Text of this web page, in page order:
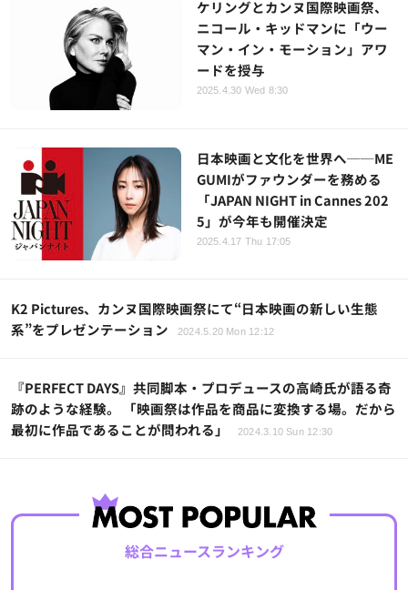
ケリングとカンヌ国際映画祭、
ニコール・キッドマンに「ウー
マン・イン・モーション」アワ
ードを授与
2025.4.30 Wed 8:30
日本映画と文化を世界へ──ME
GUMIがファウンダーを務める
「JAPAN NIGHT in Cannes 202
5」が今年も開催決定
2025.4.17 Thu 17:05
K2 Pictures、カンヌ国際映画祭にて“日本映画の新しい生態
系”をプレゼンテーション
2024.5.20 Mon 12:12
『PERFECT DAYS』共同脚本・プロデュースの高崎氏が語る奇
跡のような経験。 「映画祭は作品を商品に変換する場。だから
最初に作品であることが問われる」
2024.3.10 Sun 12:30
総合ニュースランキング